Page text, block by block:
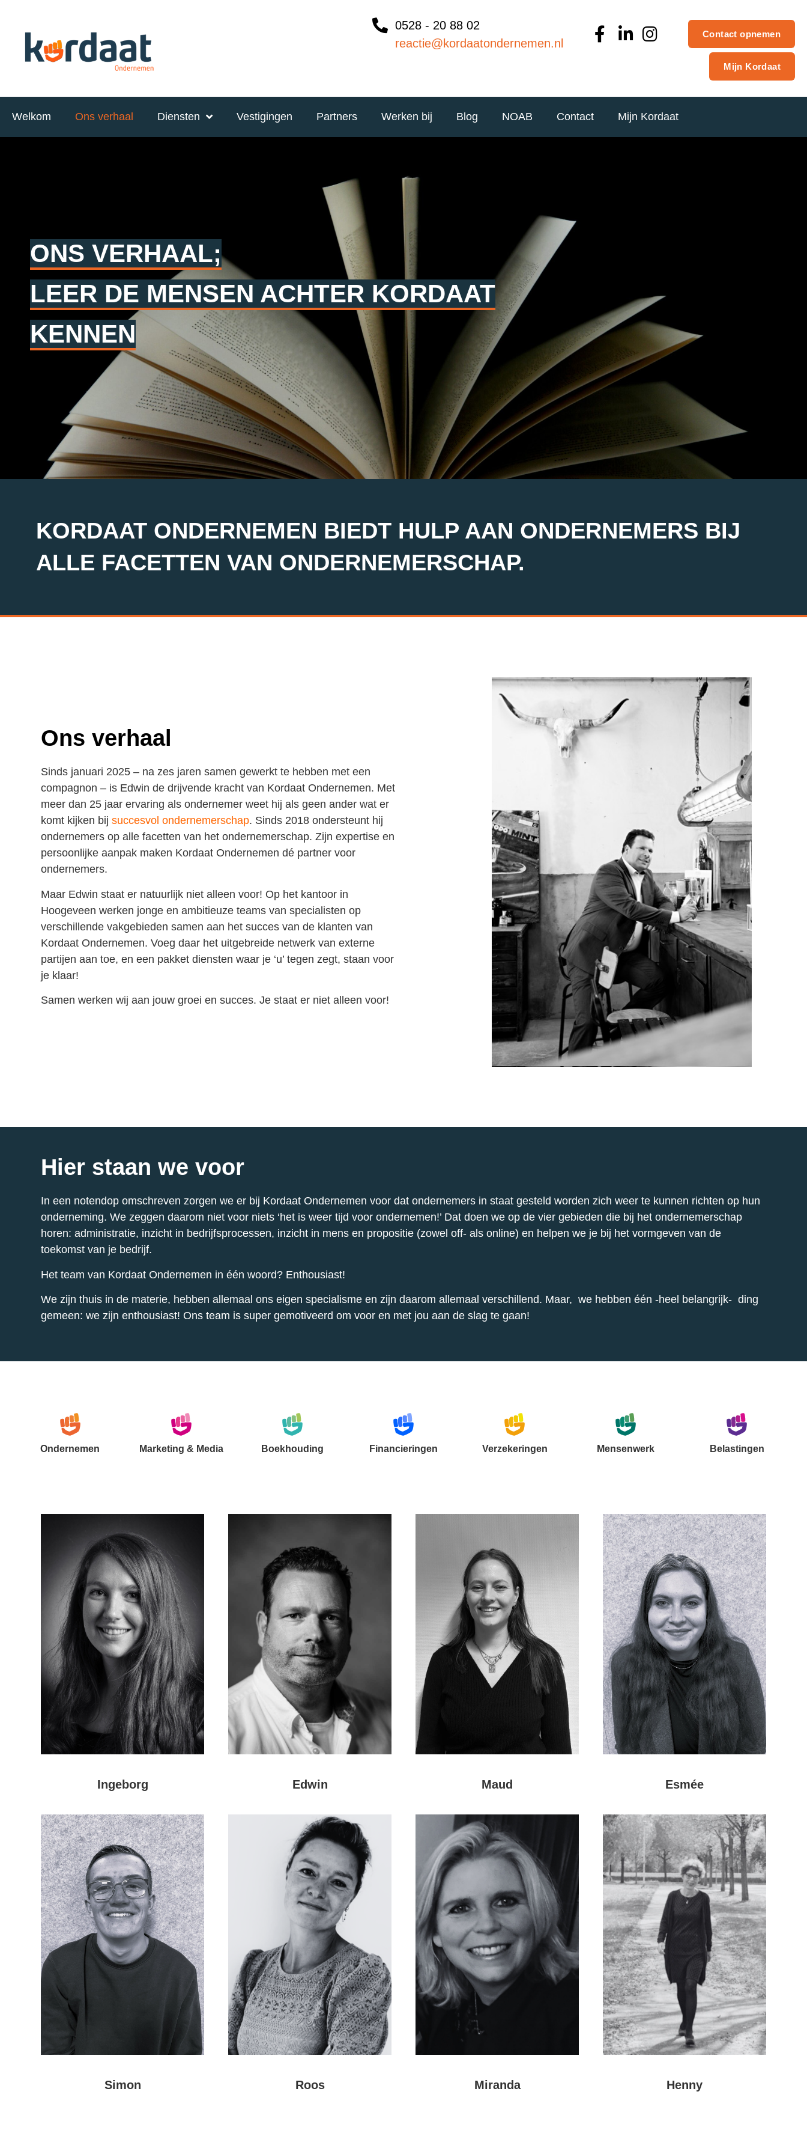
0528 - 20 88 02
reactie@kordaatondernemen.nl
Contact opnemen
Mijn Kordaat
Welkom Ons verhaal Diensten Vestigingen Partners Werken bij Blog NOAB Contact Mijn Kordaat
ONS VERHAAL;
LEER DE MENSEN ACHTER KORDAAT
KENNEN
KORDAAT ONDERNEMEN BIEDT HULP AAN ONDERNEMERS BIJ
ALLE FACETTEN VAN ONDERNEMERSCHAP.
Ons verhaal
Sinds januari 2025 – na zes jaren samen gewerkt te hebben met een
compagnon – is Edwin de drijvende kracht van Kordaat Ondernemen. Met
meer dan 25 jaar ervaring als ondernemer weet hij als geen ander wat er
komt kijken bij succesvol ondernemerschap. Sinds 2018 ondersteunt hij
ondernemers op alle facetten van het ondernemerschap. Zijn expertise en
persoonlijke aanpak maken Kordaat Ondernemen dé partner voor
ondernemers.
Maar Edwin staat er natuurlijk niet alleen voor! Op het kantoor in
Hoogeveen werken jonge en ambitieuze teams van specialisten op
verschillende vakgebieden samen aan het succes van de klanten van
Kordaat Ondernemen. Voeg daar het uitgebreide netwerk van externe
partijen aan toe, en een pakket diensten waar je ‘u’ tegen zegt, staan voor
je klaar!
Samen werken wij aan jouw groei en succes. Je staat er niet alleen voor!
Hier staan we voor
In een notendop omschreven zorgen we er bij Kordaat Ondernemen voor dat ondernemers in staat gesteld worden zich weer te kunnen richten op hun
onderneming. We zeggen daarom niet voor niets ‘het is weer tijd voor ondernemen!’ Dat doen we op de vier gebieden die bij het ondernemerschap
horen: administratie, inzicht in bedrijfsprocessen, inzicht in mens en propositie (zowel off- als online) en helpen we je bij het vormgeven van de
toekomst van je bedrijf.
Het team van Kordaat Ondernemen in één woord? Enthousiast!
We zijn thuis in de materie, hebben allemaal ons eigen specialisme en zijn daarom allemaal verschillend. Maar, we hebben één -heel belangrijk- ding
gemeen: we zijn enthousiast! Ons team is super gemotiveerd om voor en met jou aan de slag te gaan!
Ondernemen Marketing & Media Boekhouding Financieringen Verzekeringen Mensenwerk Belastingen
Ingeborg
Ingeborg
Edwin
Edwin Maud
Esmée
Esmée
Simon Roos Miranda Henny